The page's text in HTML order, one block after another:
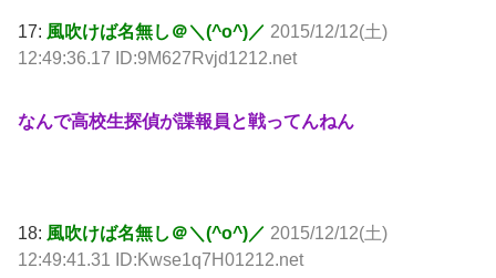
17: 風吹けば名無し＠＼(^o^)／ 2015/12/12(土)
12:49:36.17 ID:9M627Rvjd1212.net
なんで高校生探偵が諜報員と戦ってんねん
18: 風吹けば名無し＠＼(^o^)／ 2015/12/12(土)
12:49:41.31 ID:Kwse1q7H01212.net